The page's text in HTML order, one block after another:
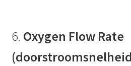
6. Oxygen Flow Rate